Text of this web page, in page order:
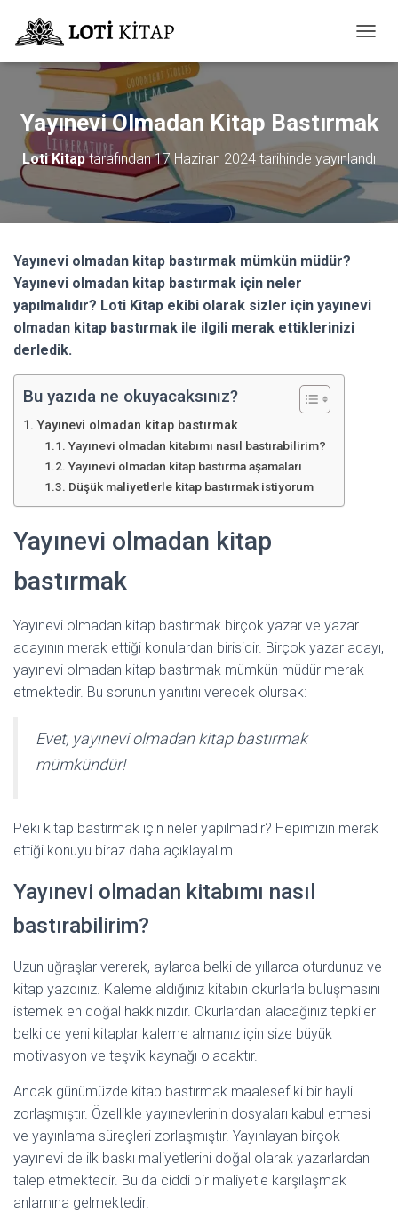
E
Y
Ü
Ç
/
K
Yayınevi Olmadan Kitap Bastırmak
Loti Kitaptarafından17 Haziran 2024 tarihinde yayınlandı
Yayınevi olmadan kitap bastırmak mümkün müdür?
Yayınevi olmadan kitap bastırmak için neler
yapılmalıdır? Loti Kitap ekibi olarak sizler için yayınevi
olmadan kitap bastırmak ile ilgili merak ettiklerinizi
derledik.
Bu yazıda ne okuyacaksınız?
Yayınevi olmadan kitap bastırmak
Yayınevi olmadan kitabımı nasıl bastırabilirim?
Yayınevi olmadan kitap bastırma aşamaları
Düşük maliyetlerle kitap bastırmak istiyorum
Yayınevi olmadan kitap
bastırmak
Yayınevi olmadan kitap bastırmak birçok yazar ve yazar
adayının merak ettiği konulardan birisidir. Birçok yazar adayı,
yayınevi olmadan kitap bastırmak mümkün müdür merak
etmektedir. Bu sorunun yanıtını verecek olursak:
Evet, yayınevi olmadan kitap bastırmak
mümkündür!
Peki kitap bastırmak için neler yapılmadır? Hepimizin merak
ettiği konuyu biraz daha açıklayalım.
Yayınevi olmadan kitabımı nasıl
bastırabilirim?
Uzun uğraşlar vererek, aylarca belki de yıllarca oturdunuz ve
kitap yazdınız. Kaleme aldığınız kitabın okurlarla buluşmasını
istemek en doğal hakkınızdır. Okurlardan alacağınız tepkiler
belki de yeni kitaplar kaleme almanız için size büyük
motivasyon ve teşvik kaynağı olacaktır.
Ancak günümüzde kitap bastırmak maalesef ki bir hayli
zorlaşmıştır. Özellikle yayınevlerinin dosyaları kabul etmesi
ve yayınlama süreçleri zorlaşmıştır. Yayınlayan birçok
yayınevi de ilk baskı maliyetlerini doğal olarak yazarlardan
talep etmektedir. Bu da ciddi bir maliyetle karşılaşmak
anlamına gelmektedir.